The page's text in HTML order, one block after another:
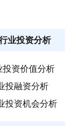
业投资分析
资价值分析
投融资分析
投资机会分析